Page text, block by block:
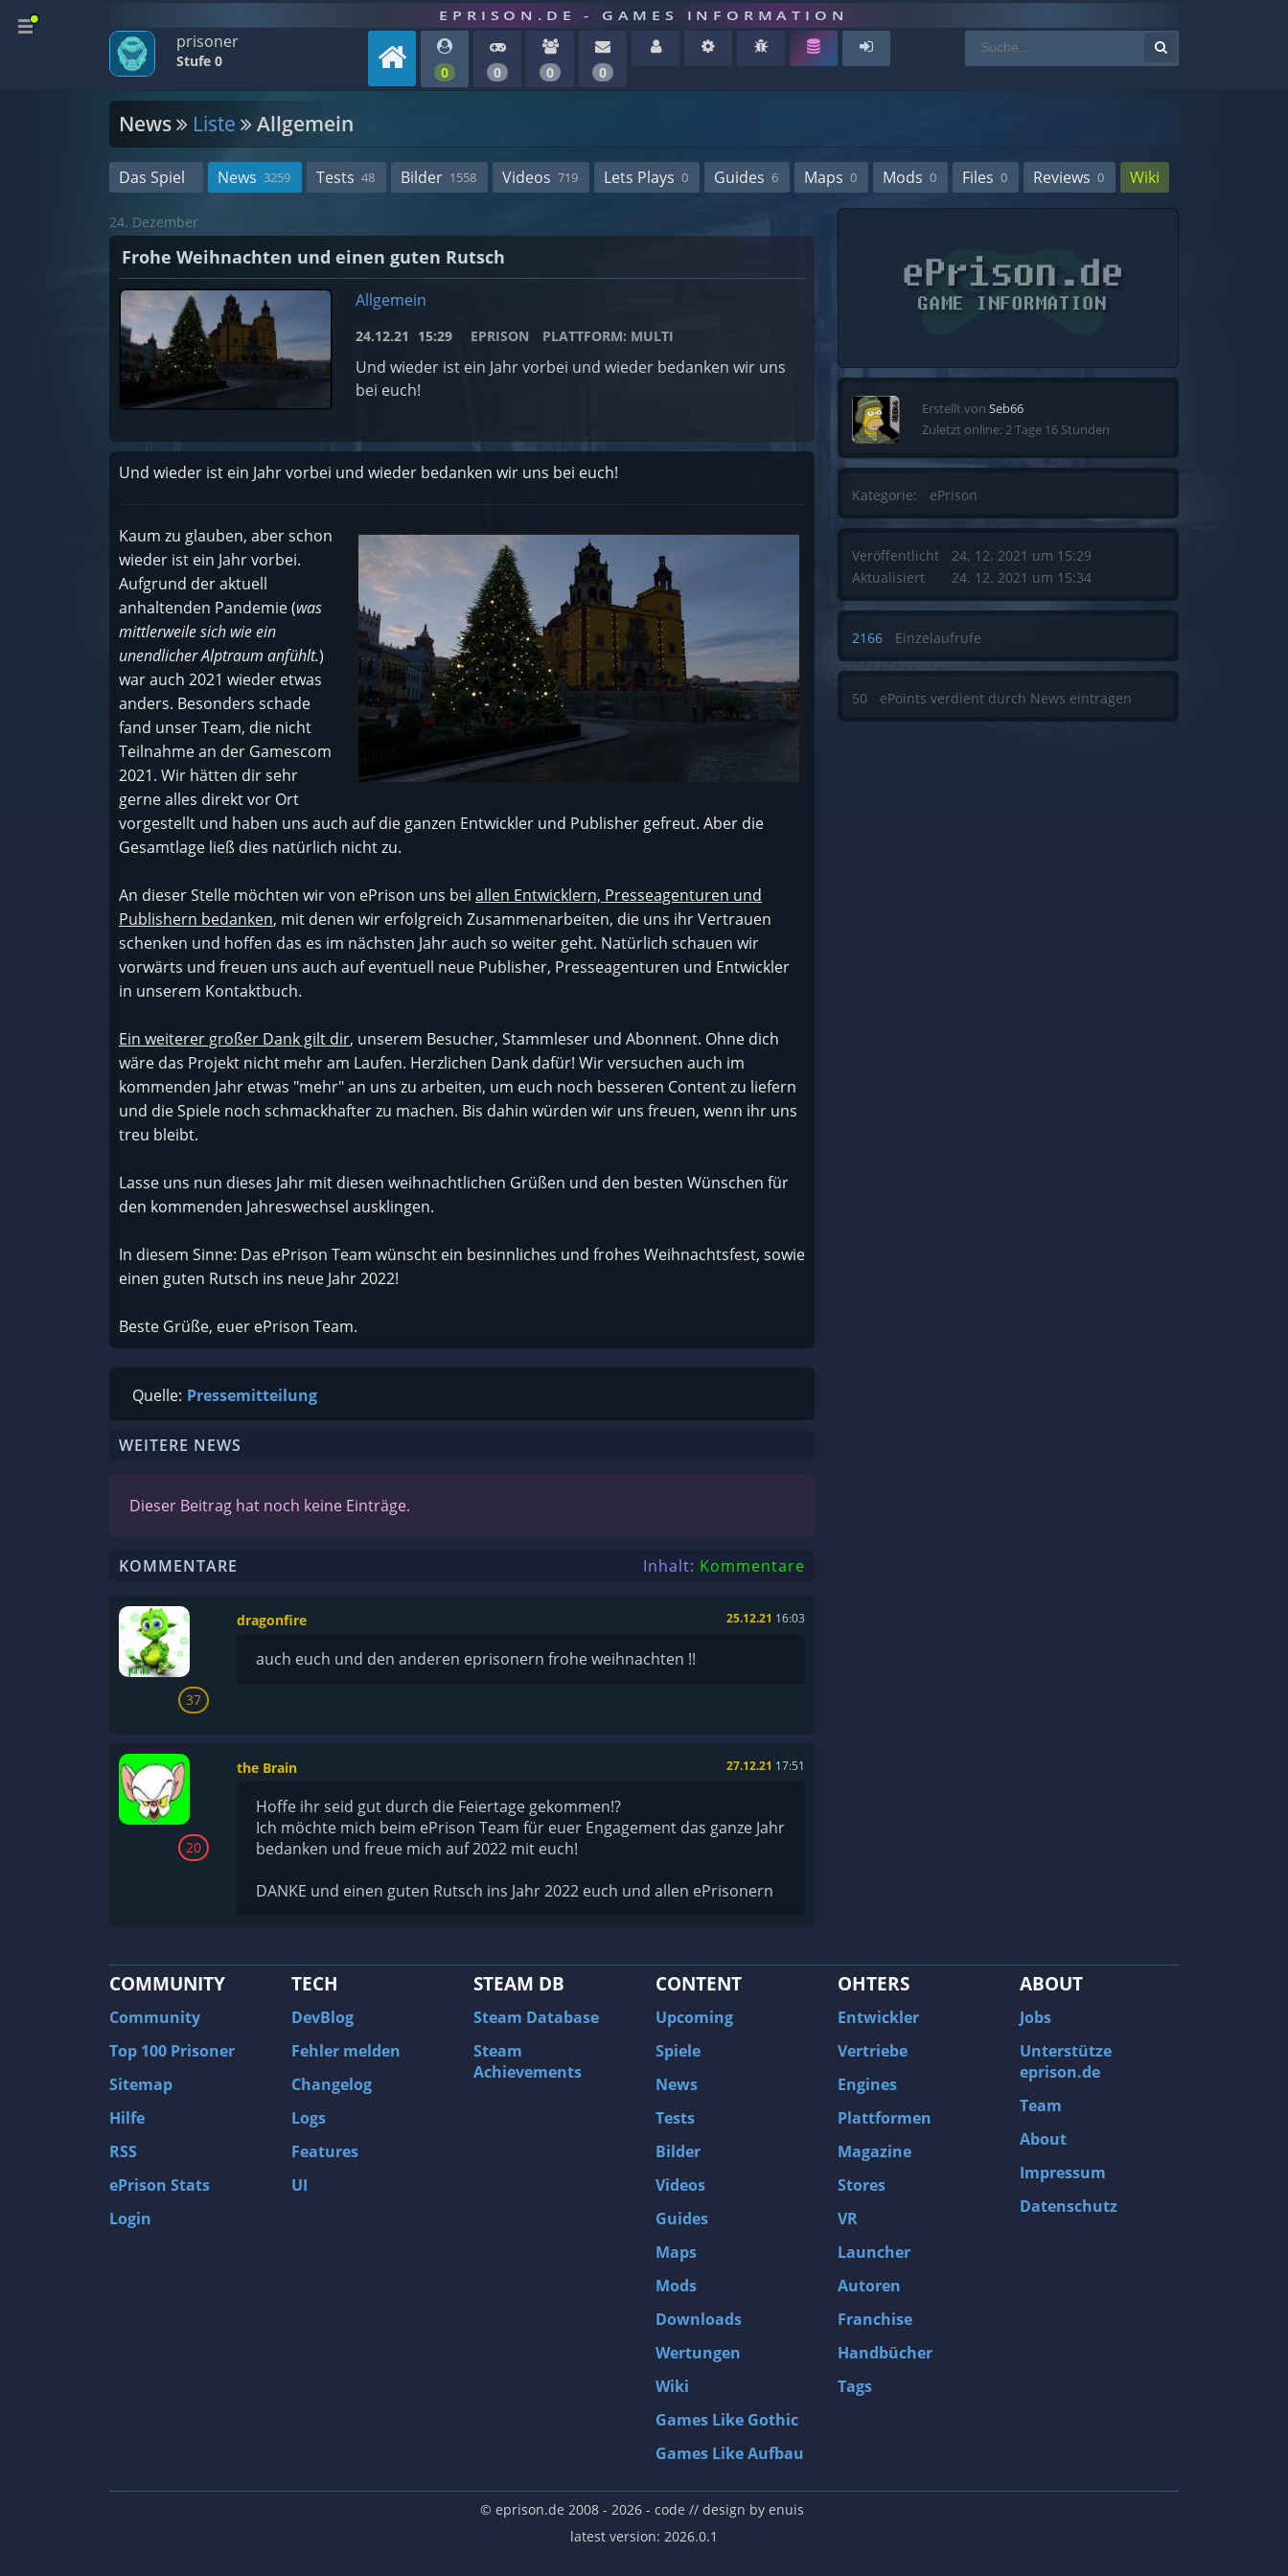
EPRISON.DE - GAMES INFORMATION
prisoner
Stufe 0
0 0 0 0
News Liste Allgemein
Das Spiel News 3259 Tests 48 Bilder 1558 Videos 719 Lets Plays 0 Guides 6 Maps 0 Mods 0 Files 0 Reviews 0 Wiki
24. Dezember
Frohe Weihnachten und einen guten Rutsch
Allgemein
24.12.21 15:29 EPRISON PLATTFORM: MULTI
Und wieder ist ein Jahr vorbei und wieder bedanken wir uns
bei euch!
Und wieder ist ein Jahr vorbei und wieder bedanken wir uns bei euch!
Kaum zu glauben, aber schon
wieder ist ein Jahr vorbei.
Aufgrund der aktuell
anhaltenden Pandemie (was
mittlerweile sich wie ein
unendlicher Alptraum anfühlt.)
war auch 2021 wieder etwas
anders. Besonders schade
fand unser Team, die nicht
Teilnahme an der Gamescom
2021. Wir hätten dir sehr
gerne alles direkt vor Ort
vorgestellt und haben uns auch auf die ganzen Entwickler und Publisher gefreut. Aber die
Gesamtlage ließ dies natürlich nicht zu.
An dieser Stelle möchten wir von ePrison uns bei allen Entwicklern, Presseagenturen und
Publishern bedanken, mit denen wir erfolgreich Zusammenarbeiten, die uns ihr Vertrauen
schenken und hoffen das es im nächsten Jahr auch so weiter geht. Natürlich schauen wir
vorwärts und freuen uns auch auf eventuell neue Publisher, Presseagenturen und Entwickler
in unserem Kontaktbuch.
Ein weiterer großer Dank gilt dir, unserem Besucher, Stammleser und Abonnent. Ohne dich
wäre das Projekt nicht mehr am Laufen. Herzlichen Dank dafür! Wir versuchen auch im
kommenden Jahr etwas "mehr" an uns zu arbeiten, um euch noch besseren Content zu liefern
und die Spiele noch schmackhafter zu machen. Bis dahin würden wir uns freuen, wenn ihr uns
treu bleibt.
Lasse uns nun dieses Jahr mit diesen weihnachtlichen Grüßen und den besten Wünschen für
den kommenden Jahreswechsel ausklingen.
In diesem Sinne: Das ePrison Team wünscht ein besinnliches und frohes Weihnachtsfest, sowie
einen guten Rutsch ins neue Jahr 2022!
Beste Grüße, euer ePrison Team.
Quelle: Pressemitteilung
WEITERE NEWS
Dieser Beitrag hat noch keine Einträge.
KOMMENTARE Inhalt: Kommentare
37
dragonfire 25.12.21 16:03
auch euch und den anderen eprisonern frohe weihnachten !!
20
the Brain 27.12.21 17:51
Hoffe ihr seid gut durch die Feiertage gekommen!?
Ich möchte mich beim ePrison Team für euer Engagement das ganze Jahr
bedanken und freue mich auf 2022 mit euch!
DANKE und einen guten Rutsch ins Jahr 2022 euch und allen ePrisonern
Erstellt von Seb66
Zuletzt online: 2 Tage 16 Stunden
Kategorie: ePrison
Veröffentlicht
Aktualisiert
24. 12. 2021 um 15:29
24. 12. 2021 um 15:34
2166 Einzelaufrufe
50 ePoints verdient durch News eintragen
COMMUNITY
Community
Top 100 Prisoner
Sitemap
Hilfe
RSS
ePrison Stats
Login
TECH
DevBlog
Fehler melden
Changelog
Logs
Features
UI
STEAM DB
Steam Database
Steam
Achievements
CONTENT
Upcoming
Spiele
News
Tests
Bilder
Videos
Guides
Maps
Mods
Downloads
Wertungen
Wiki
Games Like Gothic
Games Like Aufbau
OHTERS
Entwickler
Vertriebe
Engines
Plattformen
Magazine
Stores
VR
Launcher
Autoren
Franchise
Handbücher
Tags
ABOUT
Jobs
Unterstütze
eprison.de
Team
About
Impressum
Datenschutz
© eprison.de 2008 - 2026- code // design by enuis
latest version: 2026.0.1